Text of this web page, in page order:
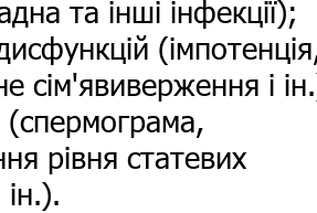
та інші інфекції);
сім'явиверження і
(спермограма,
рівня статевих
ін.).